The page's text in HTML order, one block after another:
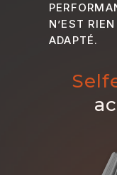
N’EST
ADAPTÉ.